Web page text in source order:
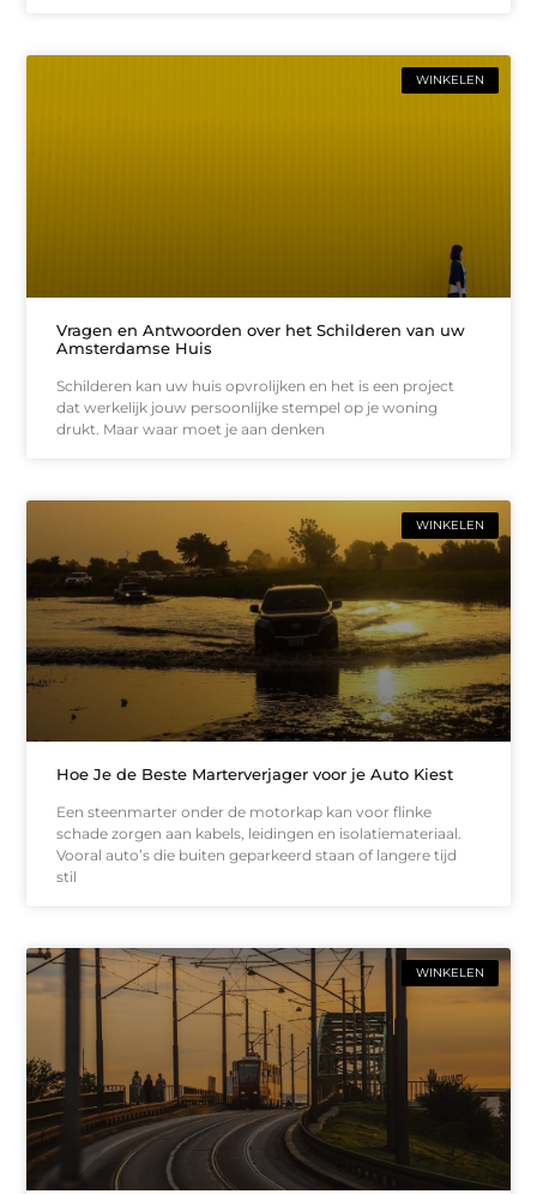
WINKELEN
Vragen en Antwoorden over het Schilderen van uw
Amsterdamse Huis
Schilderen kan uw huis opvrolijken en het is een project
dat werkelijk jouw persoonlijke stempel op je woning
drukt. Maar waar moet je aan denken
WINKELEN
Hoe Je de Beste Marterverjager voor je Auto Kiest
Een steenmarter onder de motorkap kan voor flinke
schade zorgen aan kabels, leidingen en isolatiemateriaal.
Vooral auto’s die buiten geparkeerd staan of langere tijd
stil
WINKELEN